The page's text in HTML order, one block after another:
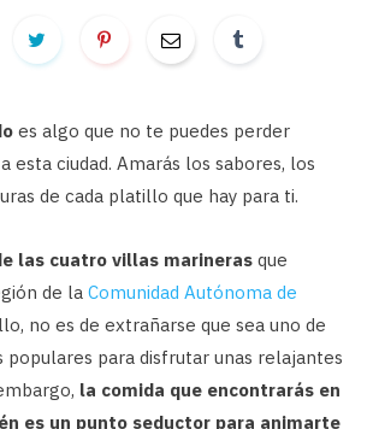
es algo que no te puedes perder
esta ciudad. Amarás los sabores, los
de cada platillo que hay para ti.
las cuatro villas marineras que
de la Comunidad Autónoma de
no es de extrañarse que sea uno de
populares para disfrutar unas relajantes
la comida que encontrarás en
es un punto seductor para animarte